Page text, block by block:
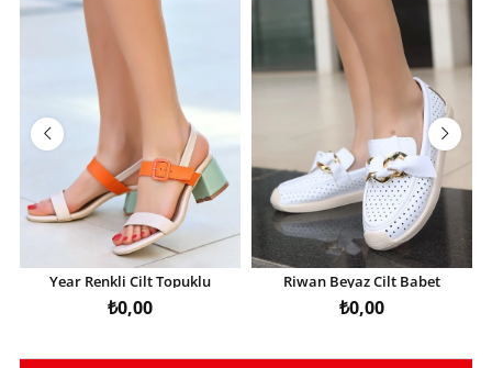
Year Renkli Cilt Topuklu
Ayakkabı
₺0,00
Riwan Beyaz Cilt Babet
Ayakkabı
₺0,00